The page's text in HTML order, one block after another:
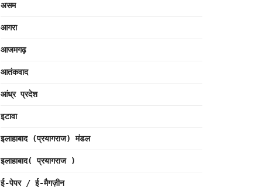
असम
आगरा
आजमगढ़
आतंकवाद
आंध्र प्रदेश
इटावा
इलाहाबाद (प्रयागराज) मंडल
इलाहाबाद( प्रयागराज )
ई-पेपर / ई-मैगज़ीन